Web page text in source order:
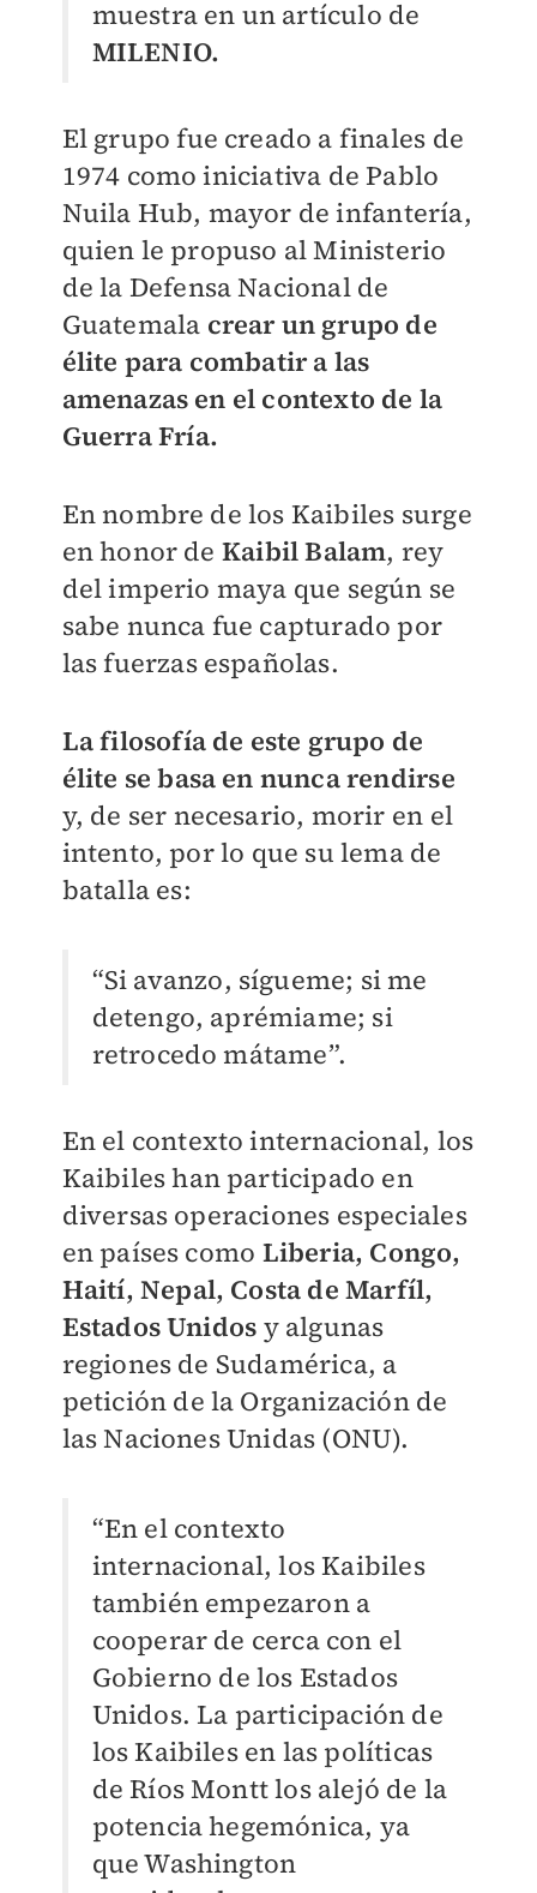
muestra en un artículo de
MILENIO.
El grupo fue creado a finales de
1974 como iniciativa de Pablo
Nuila Hub, mayor de infantería,
quien le propuso al Ministerio
de la Defensa Nacional de
Guatemala crear un grupo de
élite para combatir a las
amenazas en el contexto de la
Guerra Fría.
En nombre de los Kaibiles surge
en honor de Kaibil Balam, rey
del imperio maya que según se
sabe nunca fue capturado por
las fuerzas españolas.
La filosofía de este grupo de
élite se basa en nunca rendirse
y, de ser necesario, morir en el
intento, por lo que su lema de
batalla es:
“Si avanzo, sígueme; si me
detengo, aprémiame; si
retrocedo mátame”.
En el contexto internacional, los
Kaibiles han participado en
diversas operaciones especiales
en países como Liberia, Congo,
Haití, Nepal, Costa de Marfíl,
Estados Unidos y algunas
regiones de Sudamérica, a
petición de la Organización de
las Naciones Unidas (ONU).
“En el contexto
internacional, los Kaibiles
también empezaron a
cooperar de cerca con el
Gobierno de los Estados
Unidos. La participación de
los Kaibiles en las políticas
de Ríos Montt los alejó de la
potencia hegemónica, ya
que Washington